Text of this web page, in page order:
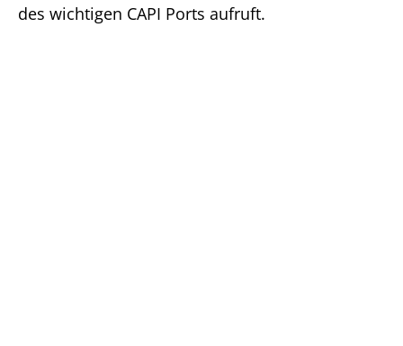
des wichtigen CAPI Ports aufruft.